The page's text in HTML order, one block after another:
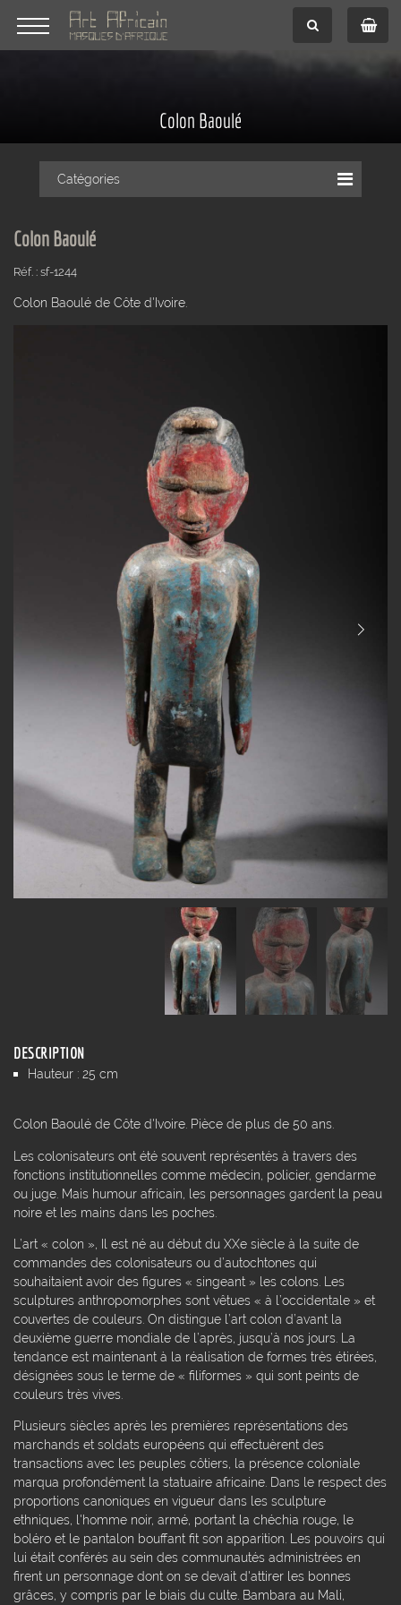
Colon Baoulé
Catégories
Colon Baoulé
Réf. : sf-1244
Colon Baoulé de Côte d'Ivoire.
DESCRIPTION
Hauteur : 25 cm
Colon Baoulé de Côte d'Ivoire. Pièce de plus de 50 ans.
Les colonisateurs ont été souvent représentés à travers des
fonctions institutionnelles comme médecin, policier, gendarme
ou juge. Mais humour africain, les personnages gardent la peau
noire et les mains dans les poches.
L’art « colon », Il est né au début du XXe siècle à la suite de
commandes des colonisateurs ou d’autochtones qui
souhaitaient avoir des figures « singeant » les colons. Les
sculptures anthropomorphes sont vêtues « à l’occidentale » et
couvertes de couleurs. On distingue l’art colon d’avant la
deuxième guerre mondiale de l’après, jusqu’à nos jours. La
tendance est maintenant à la réalisation de formes très étirées,
désignées sous le terme de « filiformes » qui sont peints de
couleurs très vives.
Plusieurs siècles après les premières représentations des
marchands et soldats européens qui effectuèrent des
transactions avec les peuples côtiers, la présence coloniale
marqua profondément la statuaire africaine. Dans le respect des
proportions canoniques en vigueur dans les sculpture
ethniques, l'homme noir, armé, portant la chéchia rouge, le
boléro et le pantalon bouffant fit son apparition. Les pouvoirs qui
lui était conférés au sein des communautés administrées en
firent un personnage dont on se devait d'attirer les bonnes
grâces, y compris par le biais du culte. Bambara au Mali,